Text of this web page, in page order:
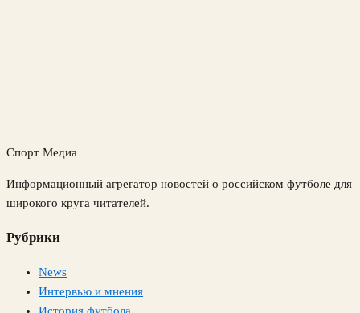
Спорт Медиа
Информационный агрегатор новостей о российском футболе для
широкого круга читателей.
Рубрики
News
Интервью и мнения